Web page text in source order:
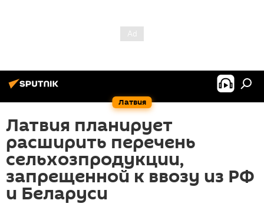
Латвия
Латвия планирует
расширить перечень
сельхозпродукции,
запрещенной к ввозу из РФ
и Беларуси